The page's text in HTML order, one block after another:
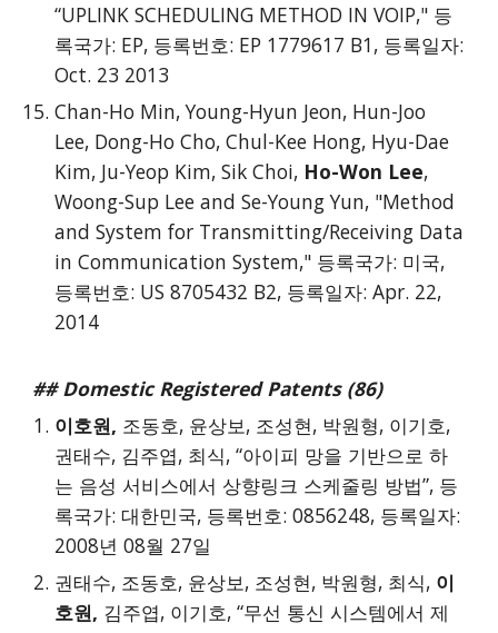
“UPLINK SCHEDULING METHOD IN VOIP," 등
록국가: EP, 등록번호: EP 1779617 B1, 등록일자:
Oct. 23 2013
Chan-Ho Min, Young-Hyun Jeon, Hun-Joo
Lee, Dong-Ho Cho, Chul-Kee Hong, Hyu-Dae
Kim, Ju-Yeop Kim, Sik Choi, Ho-Won Lee,
Woong-Sup Lee and Se-Young Yun, "Method
and System for Transmitting/Receiving Data
in Communication System," 등록국가: 미국,
등록번호: US 8705432 B2, 등록일자: Apr. 22,
2014
## Domestic Registered Patents (86)
이호원, 조동호, 윤상보, 조성현, 박원형, 이기호,
권태수, 김주엽, 최식, “아이피 망을 기반으로 하
는 음성 서비스에서 상향링크 스케줄링 방법”, 등
록국가: 대한민국, 등록번호: 0856248, 등록일자:
2008년 08월 27일
권태수, 조동호, 윤상보, 조성현, 박원형, 최식, 이
호원, 김주엽, 이기호, “무선 통신 시스템에서 제